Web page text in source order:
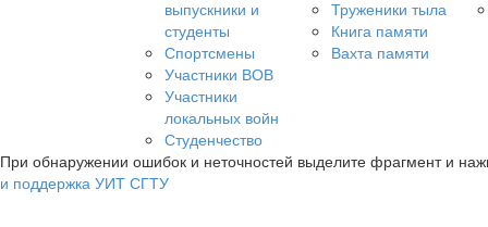
выпускники и
студенты
Спортсмены
Участники ВОВ
Участники
локальных войн
Студенчество
Труженики тыла
Книга памяти
Вахта памяти
При обнаружении ошибок и неточностей выделите фрагмент и
и поддержка УИТ СГТУ